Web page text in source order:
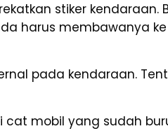
stiker kendaraan.
harus membawanya
pada kendaraan.
mobil yang sudah